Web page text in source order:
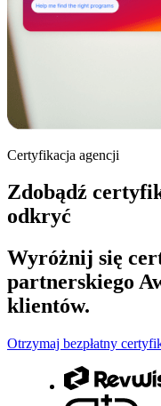
Certyfikacja agencji
Zdobądź
odkryć
Wyróżnij się
partnerskiego
klientów.
Otrzymaj bezpłatny